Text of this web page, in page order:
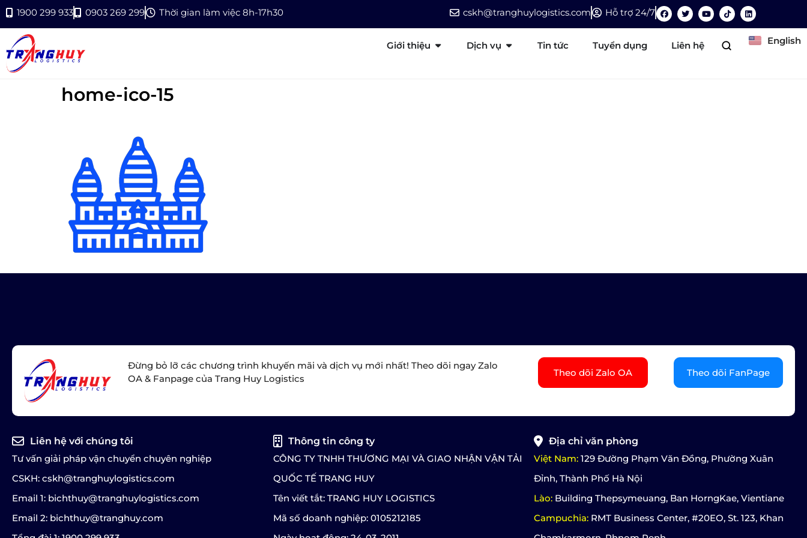
1900 299 933 0903 269 299 Thời gian làm việc 8h-17h30 cskh@tranghuylogistics.com Hỗ trợ 24/7
Giới thiệu Dịch vụ Tin tức Tuyển dụng Liên hệ English
home-ico-15
Đừng bỏ lỡ các chương trình khuyến mãi và dịch vụ mới nhất! Theo dõi ngay Zalo
OA & Fanpage của Trang Huy Logistics
Theo dõi Zalo OA Theo dõi FanPage
Liên hệ với chúng tôi
Tư vấn giải pháp vận chuyển chuyên nghiệp
CSKH: cskh@tranghuylogistics.com
Email 1: bichthuy@tranghuylogistics.com
Email 2: bichthuy@tranghuy.com
Thông tin công ty
CÔNG TY TNHH THƯƠNG MẠI VÀ GIAO NHẬN VẬN TẢI
QUỐC TẾ TRANG HUY
Tên viết tắt: TRANG HUY LOGISTICS
Mã số doanh nghiệp: 0105212185
Địa chỉ văn phòng
Việt Nam: 129 Đường Phạm Văn Đồng, Phường Xuân
Đỉnh, Thành Phố Hà Nội
Lào: Building Thepsymeuang, Ban HorngKae, Vientiane
Campuchia: RMT Business Center, #20EO, St. 123, Khan